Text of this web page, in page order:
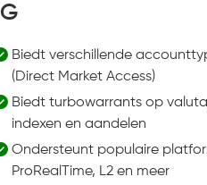
IG
Biedt verschillende
(Direct Market Access)
Biedt turbowarrants op
indexen en aandelen
Ondersteunt populaire
ProRealTime, L2 en meer